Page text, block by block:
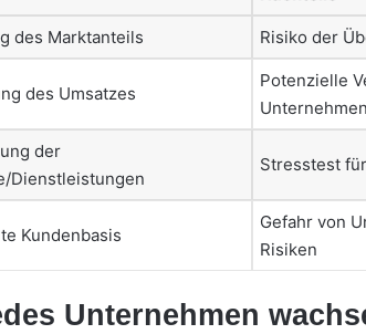
des Marktanteils Risiko der
des Umsatzes
Potenzielle
der
Dienstleistungen
Stresstest
Kundenbasis
Gefahr von
Risiken
Unternehmen